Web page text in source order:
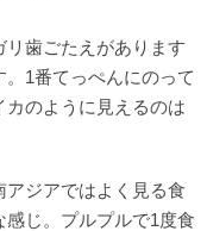
歯ごたえがあります
1番てっぺんにのって
のように見えるのは
ジアではよく見る食
じ。プルプルで1度食